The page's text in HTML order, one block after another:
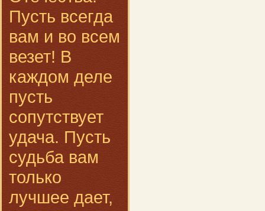
Пусть всегда
вам и во всем
везет! В
каждом деле
пусть
сопутствует
удача. Пусть
судьба вам
только
лучшее дает,